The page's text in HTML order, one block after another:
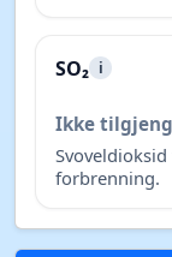
SO₂ i
Ikke
forbrenning.